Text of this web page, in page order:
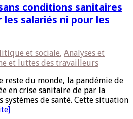
conditions sanitaires
salariés ni pour les
et sociale, Analyses et
et luttes des travailleurs
reste du monde, la pandémie de
en crise sanitaire de par la
systèmes de santé. Cette situation